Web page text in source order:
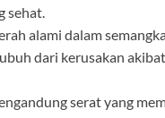
sehat.
alami dalam
dari kerusakan
serat yang